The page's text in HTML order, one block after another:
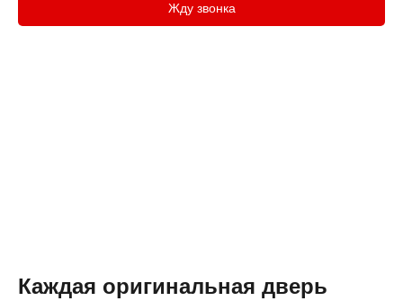
Жду звонка
Каждая оригинальная дверь